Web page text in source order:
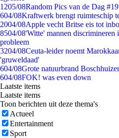
1205/08Random Pics van de Dag
604/08Kraftwerk brengt ruimteschip
2004/08Apple vecht Britse eis tot
8504/08'Witte' mannen discrimineren
probleem
3204/08Ceuta-leider noemt
'gruweldaad'
604/08Grote natuurbrand
604/08FOK! was even down
Laatste items
Laatste items
Toon berichten uit deze thema's
Actueel
Entertainment
Sport